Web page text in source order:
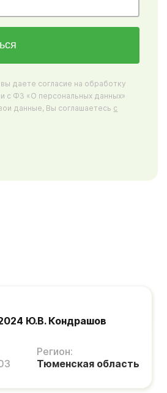
даете согласие на обработку
с ФЗ «О персональных данных»
данные, Вы соглашаетесь с
Ю.В. Кондрашов
Регион:
Тюменская область